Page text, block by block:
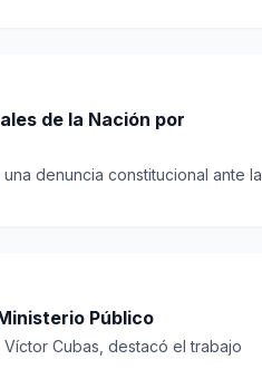
de la Nación por
denuncia constitucional ante la
Público
Cubas, destacó el trabajo